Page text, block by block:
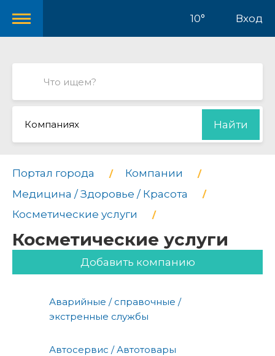
10° Вход
Компаниях Найти
Портал города
Компании
Медицина / Здоровье / Красота
Косметические услуги
Косметические услуги
Добавить компанию
Аварийные / справочные /
экстренные службы
Автосервис / Автотовары